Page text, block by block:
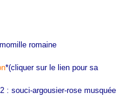
romaine
*(cliquer sur le lien pour sa
: souci-argousier-rose musquée